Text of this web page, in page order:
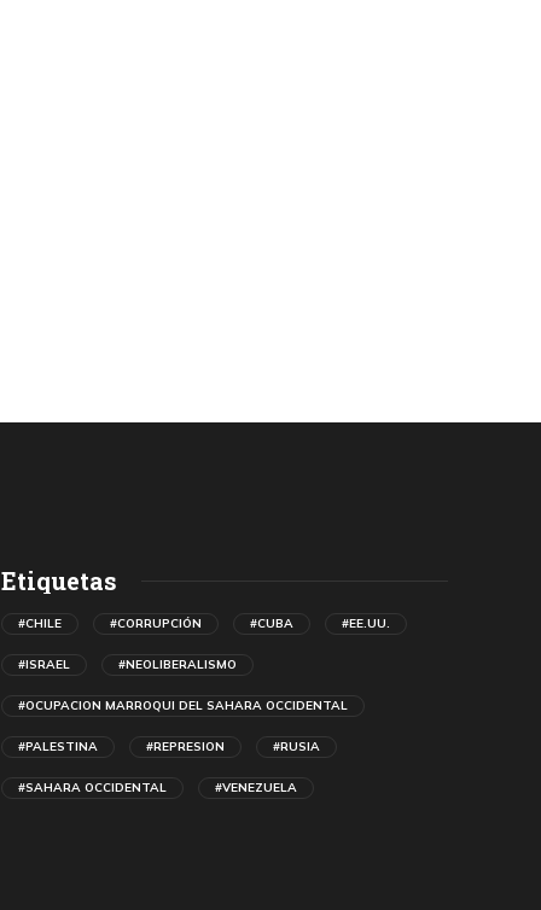
Etiquetas
#CHILE #CORRUPCIÓN #CUBA #EE.UU.
#ISRAEL #NEOLIBERALISMO
#OCUPACION MARROQUI DEL SAHARA OCCIDENTAL
#PALESTINA #REPRESION #RUSIA
#SAHARA OCCIDENTAL #VENEZUELA